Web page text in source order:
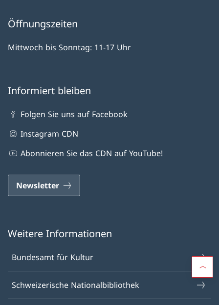
Öffnungszeiten
Mittwoch bis Sonntag: 11-17 Uhr
Informiert bleiben
Folgen Sie uns auf Facebook
Instagram CDN
Abonnieren Sie das CDN auf YouTube!
Newsletter
Weitere Informationen
Bundesamt für Kultur
Schweizerische Nationalbibliothek